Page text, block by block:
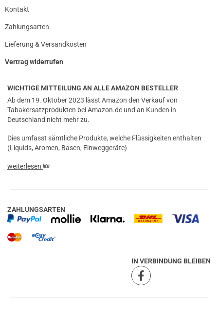
Kontakt
Zahlungsarten
Lieferung & Versandkosten
Vertrag widerrufen
WICHTIGE MITTEILUNG AN ALLE AMAZON BESTELLER
Ab dem 19. Oktober 2023 lässt Amazon den Verkauf von
Tabakersatzprodukten bei Amazon.de und an Kunden in
Deutschland nicht mehr zu.
Dies umfasst sämtliche Produkte, welche Flüssigkeiten enthalten
(Liquids, Aromen, Basen, Einweggeräte)
weiterlesen
ZAHLUNGSARTEN
IN VERBINDUNG BLEIBEN